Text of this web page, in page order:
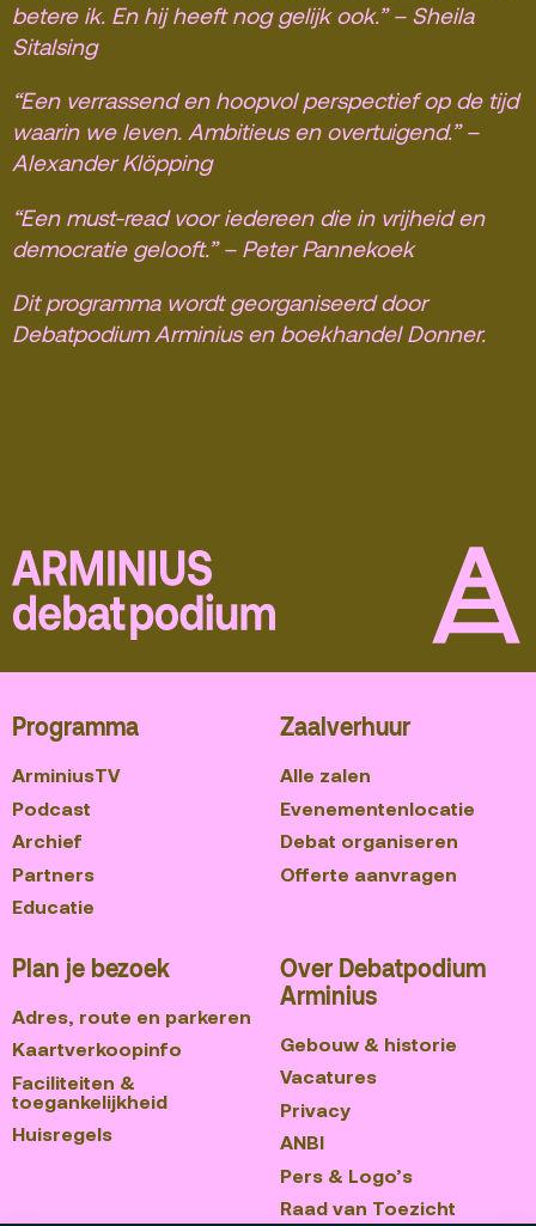
betere ik. En hij heeft nog gelijk ook.”– Sheila
Sitalsing
“Een verrassend en hoopvol perspectief op de tijd
waarin we leven. Ambitieus en overtuigend.”–
Alexander Klöpping
“Een must-read voor iedereen die in vrijheid en
democratie gelooft.”– Peter Pannekoek
Dit programma wordt georganiseerd door
Debatpodium Arminius en boekhandel Donner.
Programma
ArminiusTV
Podcast
Archief
Partners
Educatie
Zaalverhuur
Alle zalen
Evenementenlocatie
Debat organiseren
Offerte aanvragen
Plan je bezoek
Adres, route en parkeren
Kaartverkoopinfo
Faciliteiten &
toegankelijkheid
Huisregels
Over Debatpodium
Arminius
Gebouw & historie
Vacatures
Privacy
ANBI
Pers & Logo’s
Raad van Toezicht